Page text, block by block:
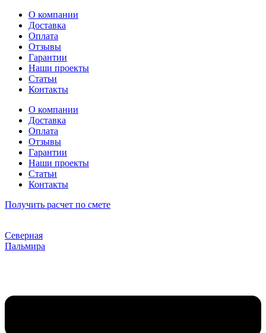
Перейти
содержимому
О компании
Доставка
Оплата
Отзывы
Гарантии
Наши проекты
Статьи
Контакты
О компании
Доставка
Оплата
Отзывы
Гарантии
Наши проекты
Статьи
Контакты
Получить расчет по смете
Северная
Пальмира